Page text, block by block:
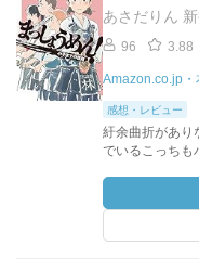
あさだりん
96 3.88
Amazon.co.jp・
感想・レビュー
紆余曲折があり
でいるこっちも